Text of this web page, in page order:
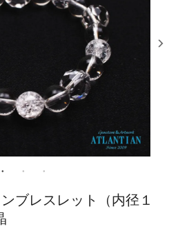
ブレスレット（内径１